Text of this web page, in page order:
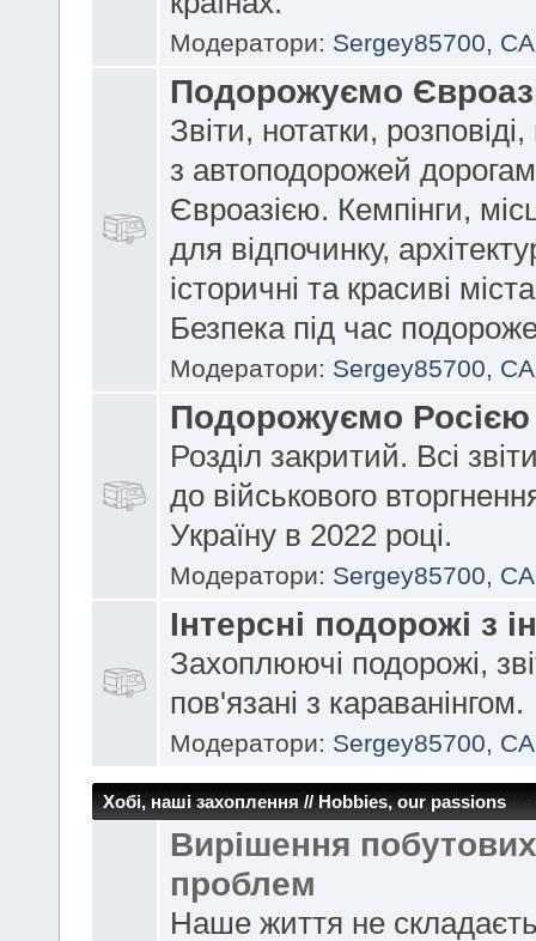
Модератори: Sergey85700,
Подорожуємо
Звіти, нотатки,
з автоподорожей
Євроазією. Кемпінги,
для відпочинку,
історичні та красиві
Безпека під час
Модератори: Sergey85700,
Подорожуємо Росією
Розділ закритий. Всі
до військового
Україну в 2022 році.
Модератори: Sergey85700,
Інтерсні подорожі з
Захоплюючі подорожі,
пов'язані з караванінгом.
Модератори: Sergey85700,
Хобі, наші захоплення // Hobbies, our passions
Вирішення побутових
проблем
Наше життя не